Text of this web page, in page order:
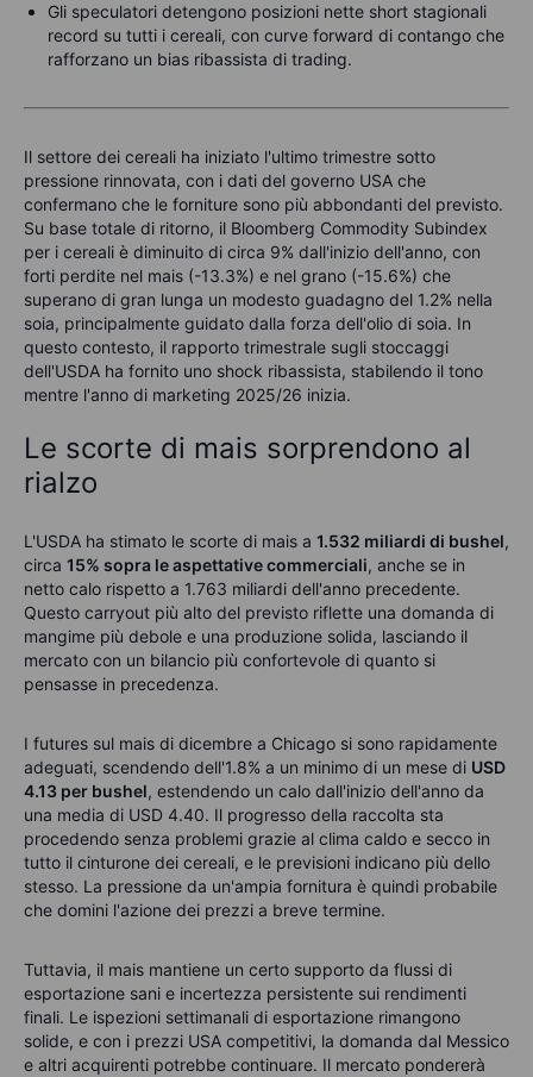
Gli speculatori detengono posizioni nette short stagionali
record su tutti i cereali, con curve forward di contango che
rafforzano un bias ribassista di trading.
Il settore dei cereali ha iniziato l'ultimo trimestre sotto
pressione rinnovata, con i dati del governo USA che
confermano che le forniture sono più abbondanti del previsto.
Su base totale di ritorno, il Bloomberg Commodity Subindex
per i cereali è diminuito di circa 9% dall'inizio dell'anno, con
forti perdite nel mais (-13.3%) e nel grano (-15.6%) che
superano di gran lunga un modesto guadagno del 1.2% nella
soia, principalmente guidato dalla forza dell'olio di soia. In
questo contesto, il rapporto trimestrale sugli stoccaggi
dell'USDA ha fornito uno shock ribassista, stabilendo il tono
mentre l'anno di marketing 2025/26 inizia.
Le scorte di mais sorprendono al
rialzo
L'USDA ha stimato le scorte di mais a 1.532 miliardi di bushel,
circa 15% sopra le aspettative commerciali, anche se in
netto calo rispetto a 1.763 miliardi dell'anno precedente.
Questo carryout più alto del previsto riflette una domanda di
mangime più debole e una produzione solida, lasciando il
mercato con un bilancio più confortevole di quanto si
pensasse in precedenza.
I futures sul mais di dicembre a Chicago si sono rapidamente
adeguati, scendendo dell'1.8% a un minimo di un mese di USD
4.13 per bushel, estendendo un calo dall'inizio dell'anno da
una media di USD 4.40. Il progresso della raccolta sta
procedendo senza problemi grazie al clima caldo e secco in
tutto il cinturone dei cereali, e le previsioni indicano più dello
stesso. La pressione da un'ampia fornitura è quindi probabile
che domini l'azione dei prezzi a breve termine.
Tuttavia, il mais mantiene un certo supporto da flussi di
esportazione sani e incertezza persistente sui rendimenti
finali. Le ispezioni settimanali di esportazione rimangono
solide, e con i prezzi USA competitivi, la domanda dal Messico
e altri acquirenti potrebbe continuare. Il mercato pondererà